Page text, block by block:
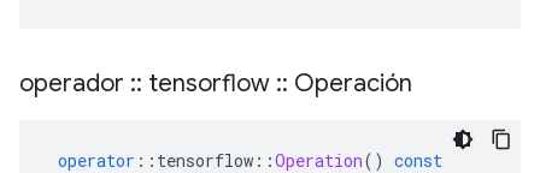
operador :: tensorflow :: Operación
operator :: tensorflow ::Operation() const